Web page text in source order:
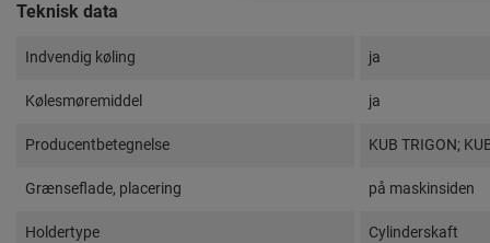
Teknisk data
Indvendig køling ja
Kølesmøremiddel ja
Producentbetegnelse KUB TRIGON;
Grænseflade, placering på maskinsiden
Holdertype Cylinderskaft